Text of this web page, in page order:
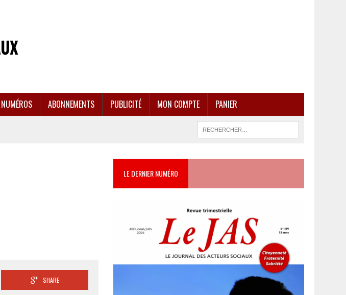
NUMÉROS ABONNEMENTS PUBLICITÉ MON COMPTE PANIER
SHARE
LE DERNIER NUMÉRO